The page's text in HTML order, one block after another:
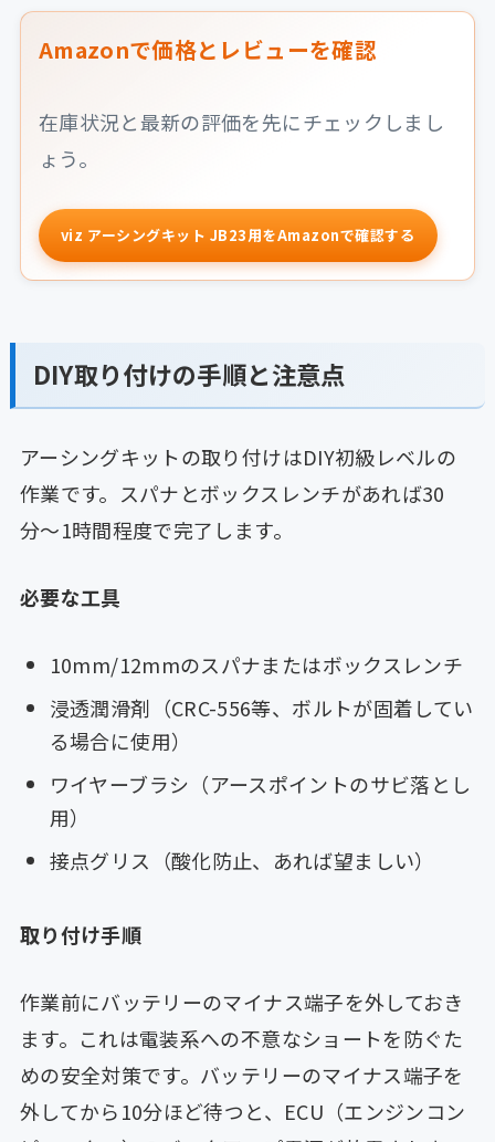
Amazonで価格とレビューを確認
在庫状況と最新の評価を先にチェックしまし
ょう。
viz アーシングキット JB23用をAmazonで確認する
DIY取り付けの手順と注意点
アーシングキットの取り付けはDIY初級レベルの
作業です。スパナとボックスレンチがあれば30
分〜1時間程度で完了します。
必要な工具
10mm/12mmのスパナまたはボックスレンチ
浸透潤滑剤（CRC-556等、ボルトが固着してい
る場合に使用）
ワイヤーブラシ（アースポイントのサビ落とし
用）
接点グリス（酸化防止、あれば望ましい）
取り付け手順
作業前にバッテリーのマイナス端子を外しておき
ます。これは電装系への不意なショートを防ぐた
めの安全対策です。バッテリーのマイナス端子を
外してから10分ほど待つと、ECU（エンジンコン